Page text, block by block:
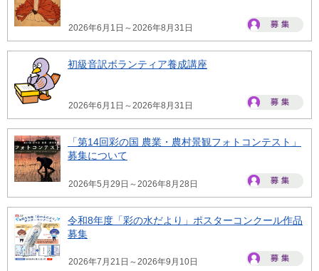
2026年6月1日～2026年8月31日
初級音訳ボランティア養成講座
2026年6月1日～2026年8月31日
「第14回彩の国 農業・農村景観フォトコンテスト」
募集について
2026年5月29日～2026年8月28日
令和8年度「彩の水だより」ポスターコンクール作品
募集
2026年7月21日～2026年9月10日